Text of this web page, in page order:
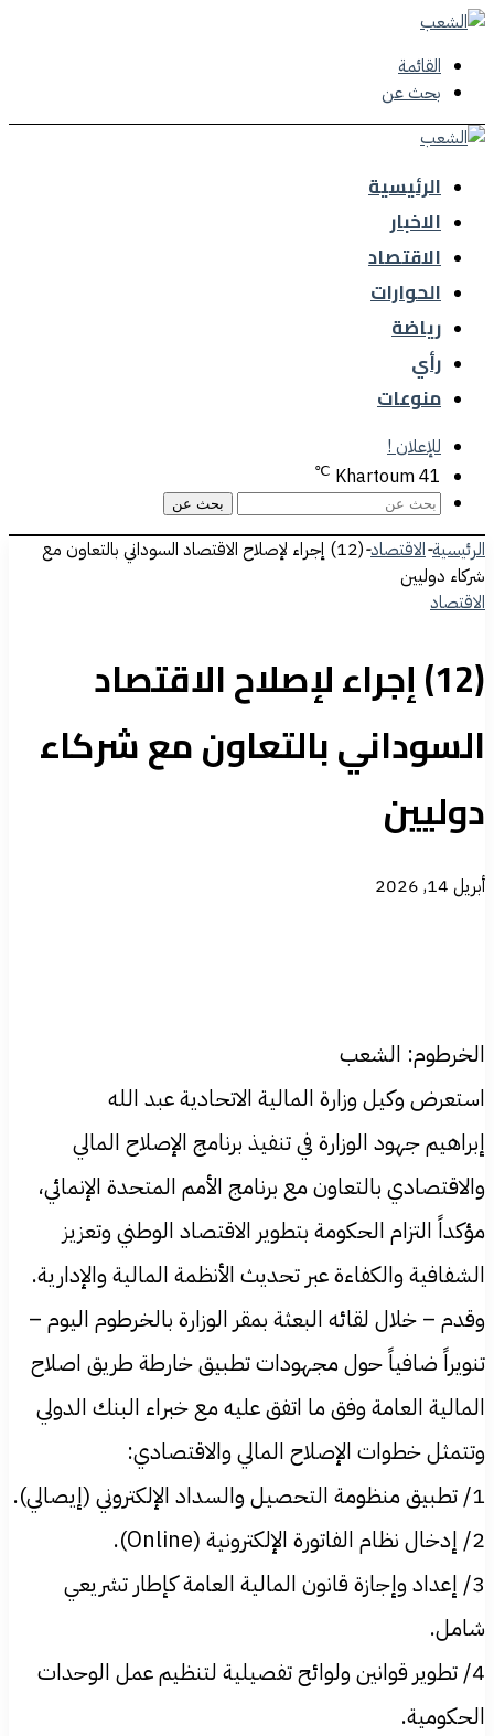
القائمة
بحث عن
الرئيسية
الاخبار
الاقتصاد
الحوارات
رياضة
رأي
منوعات
للإعلان !
Khartoum41
℃
بحث عن
الرئيسية-الاقتصاد-
(12) إجراء لإصلاح الاقتصاد السوداني بالتعاون مع
شركاء دوليين
الاقتصاد
(12) إجراء لإصلاح الاقتصاد
السوداني بالتعاون مع شركاء
دوليين
أبريل 14, 2026
الخرطوم: الشعب
استعرض وكيل وزارة المالية الاتحادية عبد الله
إبراهيم جهود الوزارة في تنفيذ برنامج الإصلاح المالي
والاقتصادي بالتعاون مع برنامج الأمم المتحدة الإنمائي،
مؤكداً التزام الحكومة بتطوير الاقتصاد الوطني وتعزيز
الشفافية والكفاءة عبر تحديث الأنظمة المالية والإدارية.
وقدم – خلال لقائه البعثة بمقر الوزارة بالخرطوم اليوم –
تنويراً ضافياً حول مجهودات تطبيق خارطة طريق اصلاح
المالية العامة وفق ما اتفق عليه مع خبراء البنك الدولي
وتتمثل خطوات الإصلاح المالي والاقتصادي:
1/ تطبيق منظومة التحصيل والسداد الإلكتروني (إيصالي).
2/ إدخال نظام الفاتورة الإلكترونية (Online).
3/ إعداد وإجازة قانون المالية العامة كإطار تشريعي
شامل.
4/ تطوير قوانين ولوائح تفصيلية لتنظيم عمل الوحدات
الحكومية.